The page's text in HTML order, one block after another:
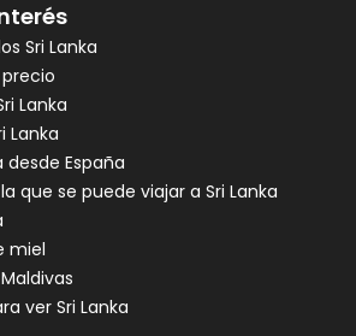
Sri Lanka
precio
Lanka
Lanka
desde España
que se puede viajar a Sri Lanka
miel
ver Sri Lanka